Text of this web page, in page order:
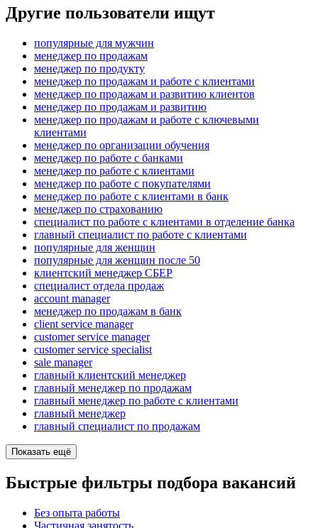
Другие пользователи ищут
популярные для мужчин
менеджер по продажам
менеджер по продукту
менеджер по продажам и работе с клиентами
менеджер по продажам и развитию клиентов
менеджер по продажам и развитию
менеджер по продажам и работе с ключевыми
клиентами
менеджер по организации обучения
менеджер по работе с банками
менеджер по работе с клиентами
менеджер по работе с покупателями
менеджер по работе с клиентами в банк
менеджер по страхованию
специалист по работе с клиентами в отделение банка
главный специалист по работе с клиентами
популярные для женщин
популярные для женщин после 50
клиентский менеджер СБЕР
специалист отдела продаж
account manager
менеджер по продажам в банк
client service manager
customer service manager
customer service specialist
sale manager
главный клиентский менеджер
главный менеджер по продажам
главный менеджер по работе с клиентами
главный менеджер
главный специалист по продажам
Показать ещё
Быстрые фильтры подбора вакансий
Без опыта работы
Частичная занятость